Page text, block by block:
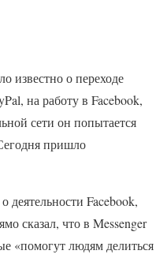
известно о переходе
на работу в Facebook,
сети он попытается
пришло
деятельности Facebook,
сказал, что в Messenger
«помогут людям делиться